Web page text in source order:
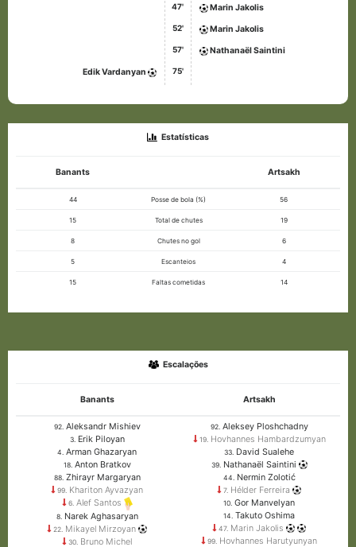
47' Marin Jakolis
52' Marin Jakolis
57' Nathanaël Saintini
Edik Vardanyan 75'
Estatísticas
Banants Artsakh
44 Posse de bola (%) 56
15 Total de chutes 19
8 Chutes no gol 6
5 Escanteios 4
15 Faltas cometidas 14
Escalações
Banants Artsakh
92.Aleksandr Mishiev
3.Erik Piloyan
4. Arman Ghazaryan
18.Anton Bratkov
88.Zhirayr Margaryan
99. Khariton Ayvazyan
6.Alef Santos
8.Narek Aghasaryan
22. Mikayel Mirzoyan
30. Bruno Michel
92.Aleksey Ploshchadny
19.Hovhannes Hambardzumyan
33. David Sualehe
39.Nathanaël Saintini
44. Nermin Zolotić
7. Hélder Ferreira
10. Gor Manvelyan
14. Takuto Oshima
47. Marin Jakolis
99. Hovhannes Harutyunyan